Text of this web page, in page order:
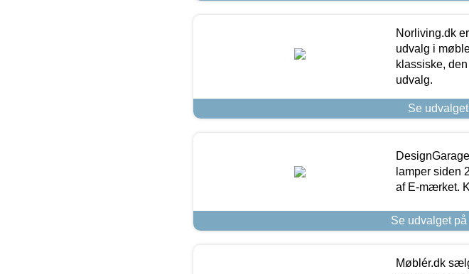
Norliving.dk
udvalg i
klassiske,
udvalg.
Se
lamper siden
af E-mærket.
Se udvalget
Møblér.dk